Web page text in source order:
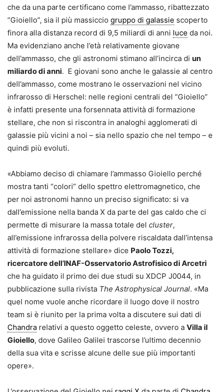
che da una parte certificano come l’ammasso, ribattezzato
“Gioiello”, sia il più massiccio gruppo di galassie scoperto
finora alla distanza record di 9,5 miliardi di anni luce da noi.
Ma evidenziano anche l’età relativamente giovane
dell’ammasso, che gli astronomi stimano all’incirca di un
miliardo di anni. E giovani sono anche le galassie al centro
dell’ammasso, come mostrano le osservazioni nel vicino
infrarosso di Herschel: nelle regioni centrali del “Gioiello”
è infatti presente una forsennata attività di formazione
stellare, che non si riscontra in analoghi agglomerati di
galassie più vicini a noi – sia nello spazio che nel tempo – e
quindi più evoluti.
«Abbiamo deciso di chiamare l’ammasso Gioiello perché
mostra tanti “colori” dello spettro elettromagnetico, che
per noi astronomi hanno un preciso significato: si va
dall’emissione nella banda X da parte del gas caldo che ci
permette di misurare la massa totale del cluster,
all’emissione infrarossa della polvere riscaldata dall’intensa
attività di formazione stellare» dice Paolo Tozzi,
ricercatore dell’INAF-Osservatorio Astrofisico di Arcetri
che ha guidato il primo dei due studi su XDCP J0044, in
pubblicazione sulla rivista The Astrophysical Journal. «Ma
quel nome vuole anche ricordare il luogo dove il nostro
team si è riunito per la prima volta a discutere sui dati di
Chandra relativi a questo oggetto celeste, ovvero a Villa il
Gioiello, dove Galileo Galilei trascorse l’ultimo decennio
della sua vita e scrisse alcune delle sue più importanti
opere».